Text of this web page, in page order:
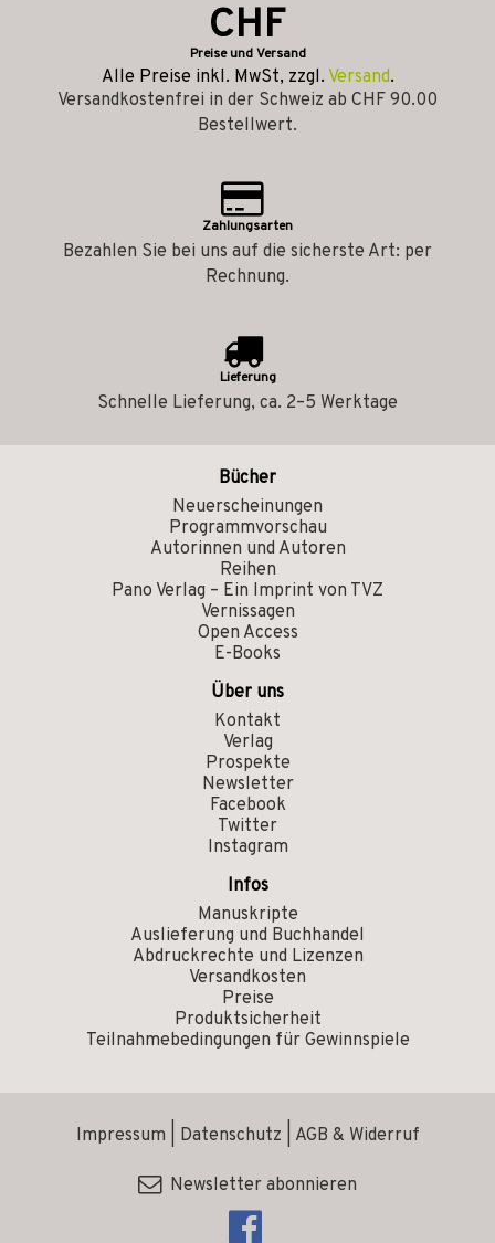
CHF
Preise und Versand
Alle Preise inkl. MwSt, zzgl. Versand.
Versandkostenfrei in der Schweiz ab CHF 90.00
Bestellwert.
Zahlungsarten
Bezahlen Sie bei uns auf die sicherste Art: per
Rechnung.
Lieferung
Schnelle Lieferung, ca. 2–5 Werktage
Bücher
Neuerscheinungen
Programmvorschau
Autorinnen und Autoren
Reihen
Pano Verlag – Ein Imprint von TVZ
Vernissagen
Open Access
E-Books
Über uns
Kontakt
Verlag
Prospekte
Newsletter
Facebook
Twitter
Instagram
Infos
Manuskripte
Auslieferung und Buchhandel
Abdruckrechte und Lizenzen
Versandkosten
Preise
Produktsicherheit
Teilnahmebedingungen für Gewinnspiele
Impressum Datenschutz AGB & Widerruf
Newsletter abonnieren